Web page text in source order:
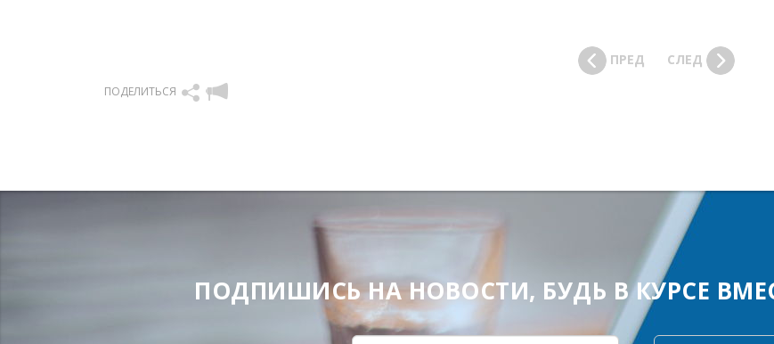
ПОДЕЛИТЬСЯ
ПРЕД СЛЕД
ПОДПИШИСЬ НА НОВОСТИ, БУДЬ В КУРСЕ